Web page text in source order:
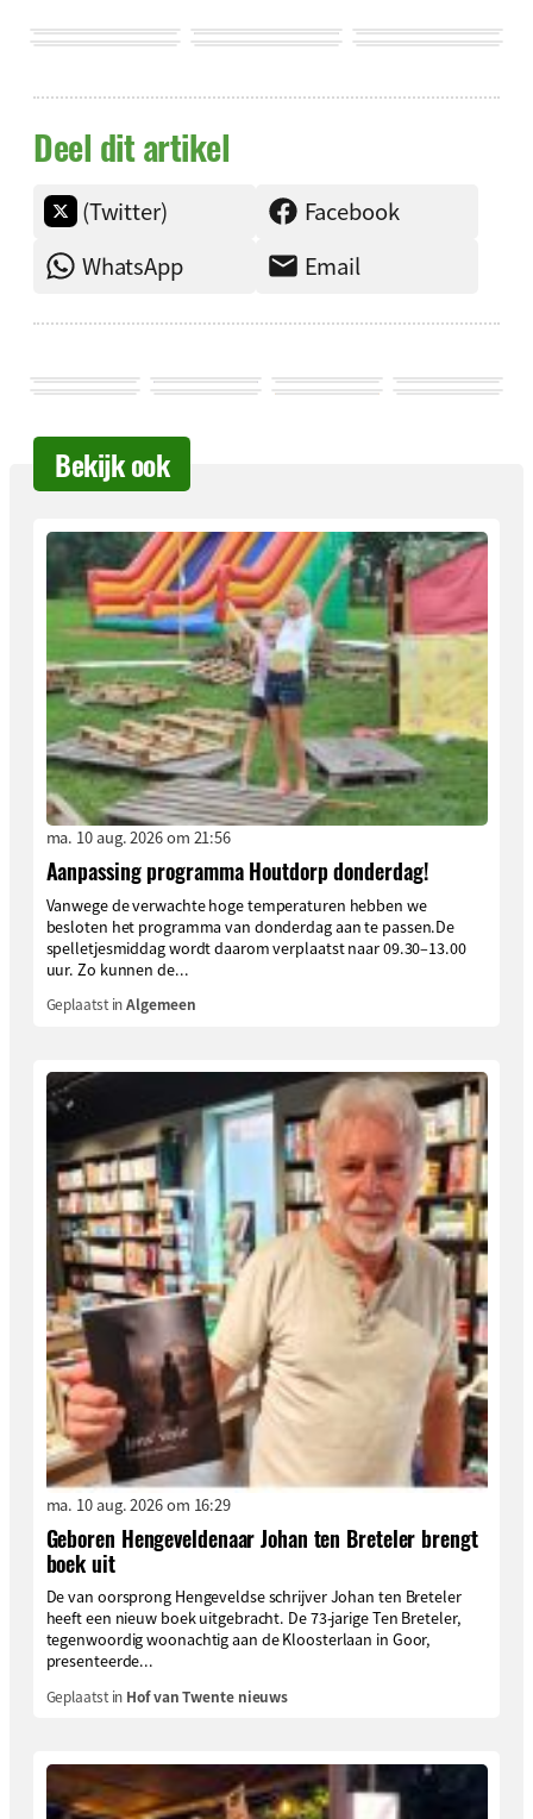
Deel dit artikel
(Twitter)
Facebook
WhatsApp
Email
Bekijk ook
ma. 10 aug. 2026 om 21:56
Aanpassing programma Houtdorp donderdag!
Vanwege de verwachte hoge temperaturen hebben we
besloten het programma van donderdag aan te passen.De
spelletjesmiddag wordt daarom verplaatst naar 09.30–13.00
uur. Zo kunnen de...
Geplaatst inAlgemeen
ma. 10 aug. 2026 om 16:29
Geboren Hengeveldenaar Johan ten Breteler brengt
boek uit
De van oorsprong Hengeveldse schrijver Johan ten Breteler
heeft een nieuw boek uitgebracht. De 73-jarige Ten Breteler,
tegenwoordig woonachtig aan de Kloosterlaan in Goor,
presenteerde...
Geplaatst in Hof van Twente nieuws